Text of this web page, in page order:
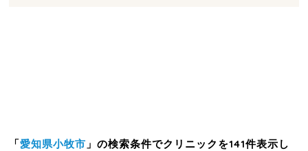
「愛知県小牧市 」の検索条件でクリニックを141件表示し